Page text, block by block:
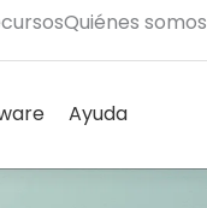
Quiénes somos
PartnersAbierto Software
Ayuda